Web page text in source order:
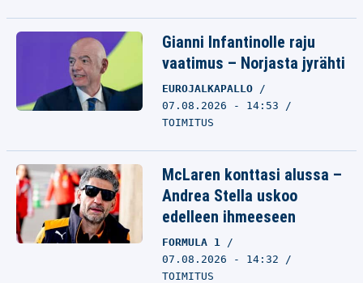
Gianni Infantinolle raju
vaatimus – Norjasta jyrähti
EUROJALKAPALLO
07.08.2026 - 14:53
TOIMITUS
McLaren konttasi alussa –
Andrea Stella uskoo
edelleen ihmeeseen
FORMULA 1
07.08.2026 - 14:32
TOIMITUS